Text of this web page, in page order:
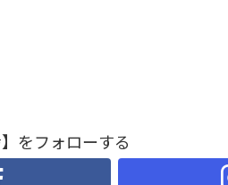
をフォローする